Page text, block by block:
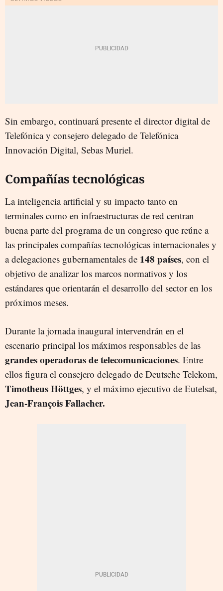
Sin embargo, continuará presente el director digital de
Telefónica y consejero delegado de Telefónica
Innovación Digital, Sebas Muriel.
Compañías tecnológicas
La inteligencia artificial y su impacto tanto en
terminales como en infraestructuras de red centran
buena parte del programa de un congreso que reúne a
las principales compañías tecnológicas internacionales y
a delegaciones gubernamentales de 148 países, con el
objetivo de analizar los marcos normativos y los
estándares que orientarán el desarrollo del sector en los
próximos meses.
Durante la jornada inaugural intervendrán en el
escenario principal los máximos responsables de las
grandes operadoras de telecomunicaciones. Entre
ellos figura el consejero delegado de Deutsche Telekom,
Timotheus Höttges, y el máximo ejecutivo de Eutelsat,
Jean-François Fallacher.